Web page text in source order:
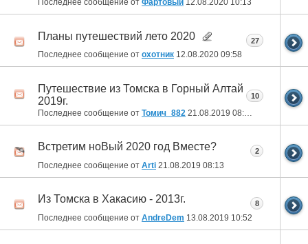
Последнее сообщение от Фартовый 12.08.2020 10:13
Планы путешествий лето 2020
Последнее сообщение от охотник 12.08.2020 09:58
27
Путешествие из Томска в Горный Алтай
2019г.
Последнее сообщение от Томич_882 21.08.2019 08:46
10
Встретим ноВый 2020 год Вместе?
Последнее сообщение от Arti 21.08.2019 08:13
2
Из Томска в Хакасию - 2013г.
Последнее сообщение от AndreDem 13.08.2019 10:52
8